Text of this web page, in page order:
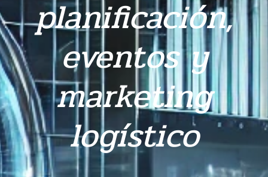
planificación,
eventos y
marketing
logístico